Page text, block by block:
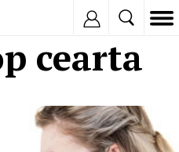
cearta